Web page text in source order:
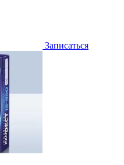
Записаться